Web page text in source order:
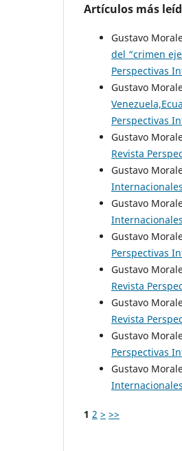
Artículos más
Gustavo
del “crimen
Perspectivas
Gustavo
Perspectivas
Gustavo
Revista
Gustavo
Internacionales
Gustavo
Internacionales
Gustavo
Perspectivas
Gustavo
Revista
Gustavo
Revista
Gustavo
Perspectivas
Gustavo
Internacionales
1 2 > >>